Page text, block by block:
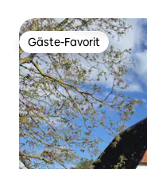
Gäste-Favorit
Gäste-Favorit